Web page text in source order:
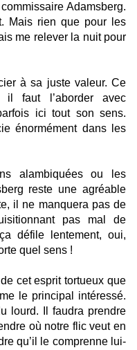
Adamsberg.
Mais rien que pour les
me relever la nuit pour
à sa juste valeur. Ce
il faut l’aborder avec
ici tout son sens.
énormément dans les
alambiquées ou les
reste une agréable
il ne manquera pas de
pas mal de
défile lentement, oui,
quel sens !
cet esprit tortueux que
le principal intéressé.
lourd. Il faudra prendre
où notre flic veut en
qu’il le comprenne lui-